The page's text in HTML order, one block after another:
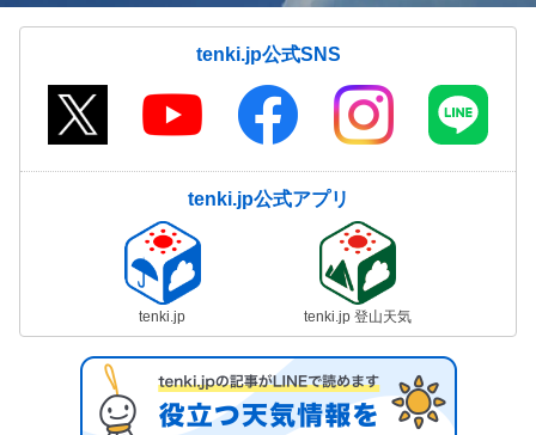
tenki.jp公式SNS
tenki.jp公式アプリ
tenki.jp tenki.jp 登山天気